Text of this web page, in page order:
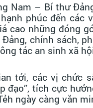
Nam – Bí thư
phúc đến các
cao những đóng
chính sách,
tác an sinh xã
tới, các vị chức
đạo”, tích cực
ngày càng văn